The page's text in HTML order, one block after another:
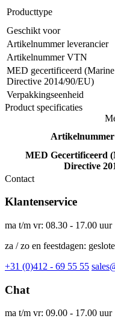
Producttype
Geschikt voor
Artikelnummer leverancier
Artikelnummer VTN
MED gecertificeerd
Directive 2014/90/EU)
Verpakkingseenheid
Product specificaties
MED Gecertificeerd
Directive
Contact
Klantenservice
ma t/m vr: 08.30 - 17.00 uur
za / zo en feestdagen:
+31 (0)412 - 69 55 55
Chat
ma t/m vr: 09.00 - 17.00 uur